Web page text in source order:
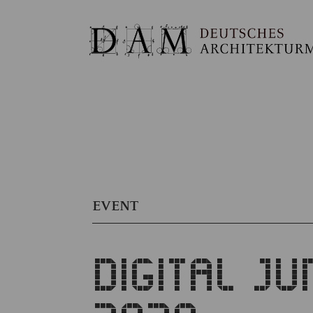
EVENT
DIGITAL